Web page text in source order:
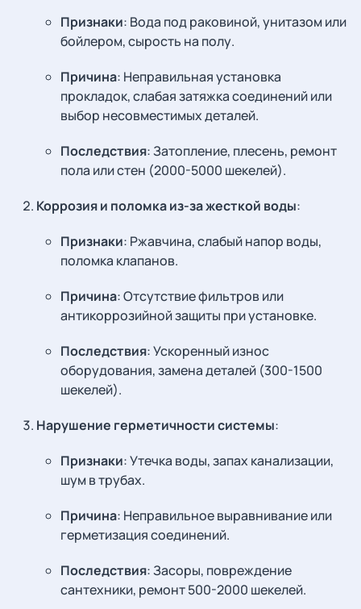
Признаки: Вода под раковиной, унитазом или
бойлером, сырость на полу.
Причина: Неправильная установка
прокладок, слабая затяжка соединений или
выбор несовместимых деталей.
Последствия: Затопление, плесень, ремонт
пола или стен (2000-5000 шекелей).
Коррозия и поломка из-за жесткой воды:
Признаки: Ржавчина, слабый напор воды,
поломка клапанов.
Причина: Отсутствие фильтров или
антикоррозийной защиты при установке.
Последствия: Ускоренный износ
оборудования, замена деталей (300-1500
шекелей).
Нарушение герметичности системы:
Признаки: Утечка воды, запах канализации,
шум в трубах.
Причина: Неправильное выравнивание или
герметизация соединений.
Последствия: Засоры, повреждение
сантехники, ремонт 500-2000 шекелей.